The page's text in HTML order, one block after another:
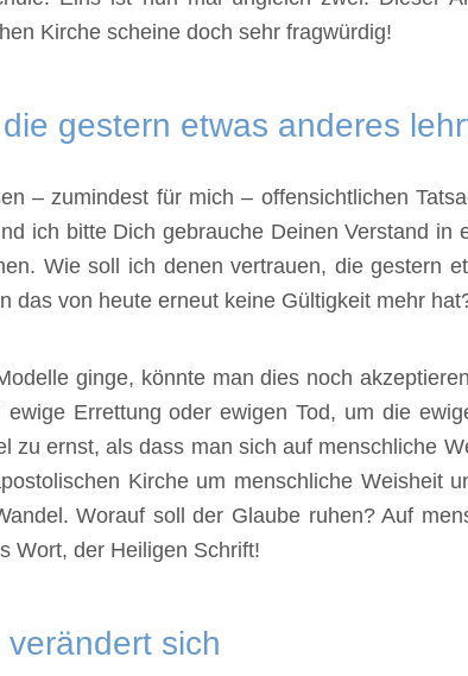
Kirche scheine doch sehr fragwürdig!
gestern etwas anderes
– zumindest für mich – offensichtlichen
ich bitte Dich gebrauche Deinen Verstand in
Wie soll ich denen vertrauen, die gestern
das von heute erneut keine Gültigkeit mehr
ginge, könnte man dies noch
Errettung oder ewigen Tod, um die
zu ernst, als dass man sich auf menschliche
Kirche um menschliche Weisheit
Worauf soll der Glaube ruhen? Auf
Wort, der Heiligen Schrift!
sich